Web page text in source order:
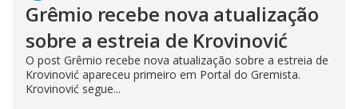
Grêmio recebe nova atualização
sobre a estreia de Krovinović
O post Grêmio recebe nova atualização sobre a estreia de
Krovinović apareceu primeiro em Portal do Gremista.
Krovinović segue...